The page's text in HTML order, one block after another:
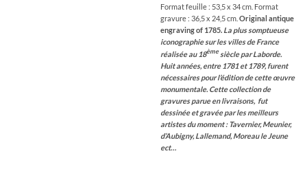
Format feuille : 53,5 x 34 cm. Format
gravure : 36,5 x 24,5 cm. Original antique
engraving of 1785. La plus somptueuse
iconographie sur les villes de France
réalisée au 18èmesiècle par Laborde.
Huit années, entre 1781 et 1789, furent
nécessaires pour l’édition de cette œuvre
monumentale. Cette collection de
gravures parue en livraisons, fut
dessinée et gravée par les meilleurs
artistes du moment : Tavernier, Meunier,
d’Aubigny, Lallemand, Moreau le Jeune
ect…